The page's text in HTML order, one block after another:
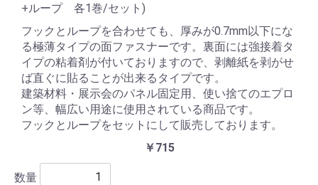
+ループ 各1巻/セット)
フックとループを合わせても、厚みが0.7mm以下にな
る極薄タイプの面ファスナーです。裏面には強接着タ
イプの粘着剤が付いておりますので、剥離紙を剥がせ
ば直ぐに貼ることが出来るタイプです。
建築材料・展示会のパネル固定用、使い捨てのエプロ
ン等、幅広い用途に使用されている商品です。
フックとループをセットにして販売しております。
￥715
数量